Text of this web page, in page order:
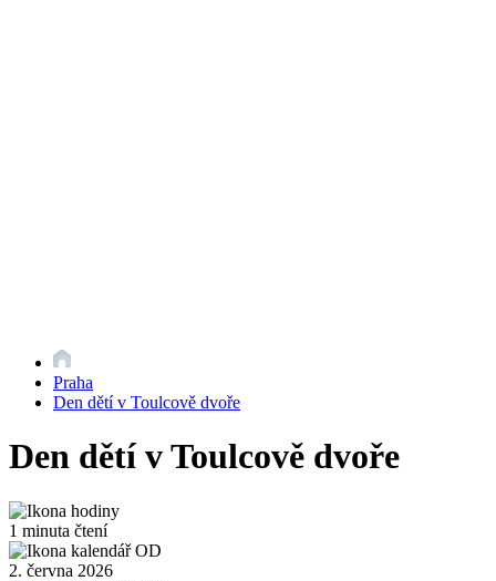
Praha
Den dětí v Toulcově dvoře
Den dětí v Toulcově dvoře
1 minuta čtení
2. června 2026